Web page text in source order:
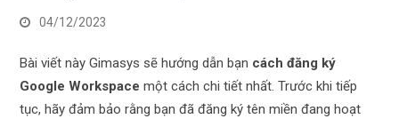
04/12/2023
Bài viết này Gimasys sẽ hướng dẫn bạn cáchđăng ký
Google Workspace một cách chi tiết nhất. Trước khi tiếp
tục, hãy đảm bảo rằng bạn đã đăng ký tên miền đang hoạt